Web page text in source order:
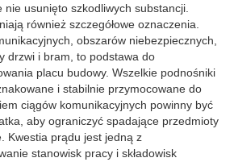
usunięto szkodliwych substancji.
również szczegółowe oznaczenia.
obszarów niebezpiecznych,
drzwi i bram, to podstawa do
placu budowy. Wszelkie podnośniki
i stabilnie przymocowane do
ciągów komunikacyjnych powinny być
aby ograniczyć spadające przedmioty
Kwestia prądu jest jedną z
stanowisk pracy i składowisk